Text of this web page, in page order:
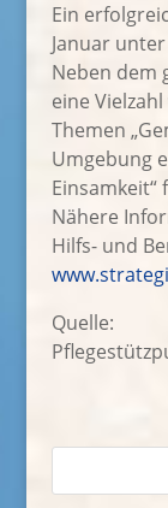
Ein
Januar
Neben dem
eine
Themen
Umgebung
Nähere
Hilfs- und
Quelle: